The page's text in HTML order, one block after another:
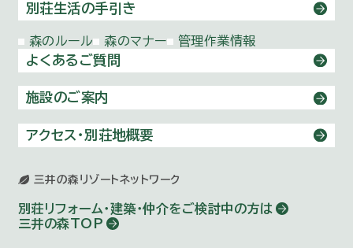
別荘生活の手引き
森のルール 森のマナー 管理作業情報
よくあるご質問
施設のご案内
アクセス・別荘地概要
三井の森リゾートネットワーク
別荘リフォーム・建築・仲介をご検討中の方は
三井の森TOP